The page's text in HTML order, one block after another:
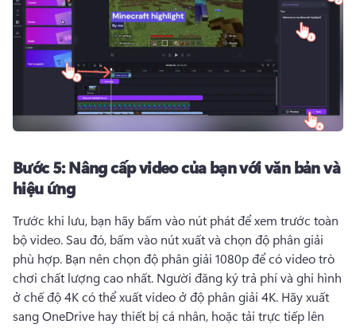
Bước 5:Nâng cấp video của bạn với văn bản và
hiệu ứng
Trước khi lưu, bạn hãy bấm vào nút phát để xem trước toàn
bộ video. Sau đó, bấm vào nút xuất và chọn độ phân giải
phù hợp. Bạn nên chọn độ phân giải 1080p để có video trò
chơi chất lượng cao nhất. Người đăng ký trả phí và ghi hình
ở chế độ 4K có thể xuất video ở độ phân giải 4K. Hãy xuất
sang OneDrive hay thiết bị cá nhân, hoặc tải trực tiếp lên